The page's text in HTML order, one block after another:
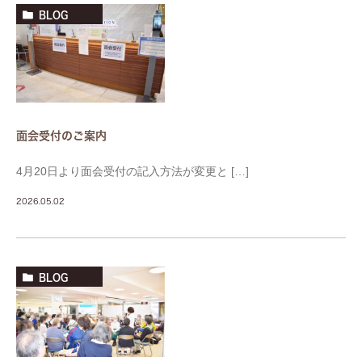
BLOG
面会受付のご案内
4月20日より面会受付の記入方法が変更と […]
2026.05.02
BLOG